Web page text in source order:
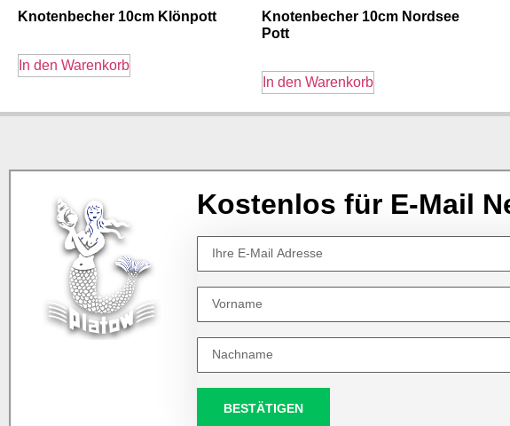
Knotenbecher 10cm Klönpott
In den Warenkorb
Knotenbecher 10cm Nordsee
Pott
In den Warenkorb
Kostenlos für E-Mail
BESTÄTIGEN